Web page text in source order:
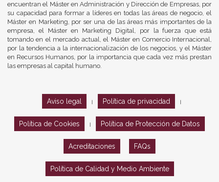
encuentran el Máster en Administración y Dirección de Empresas, por
su capacidad para formar a líderes en todas las áreas de negocio, el
Máster en Marketing, por ser una de las áreas más importantes de la
empresa, el Máster en Marketing Digital, por la fuerza que está
tomando en el mercado actual, el Máster en Comercio Internacional,
por la tendencia a la internacionalización de los negocios, y el Máster
en Recursos Humanos, por la importancia que cada vez más prestan
las empresas al capital humano.
Aviso legal Política de privacidad
Política de Cookies Política de Protección de Datos
Acreditaciones FAQs
Política de Calidad y Medio Ambiente